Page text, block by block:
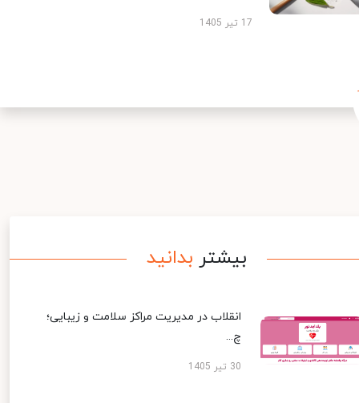
17 تیر 1405
بیشتر بدانید
انقلاب در مدیریت مراکز سلامت و زیبایی؛
چ...
30 تیر 1405